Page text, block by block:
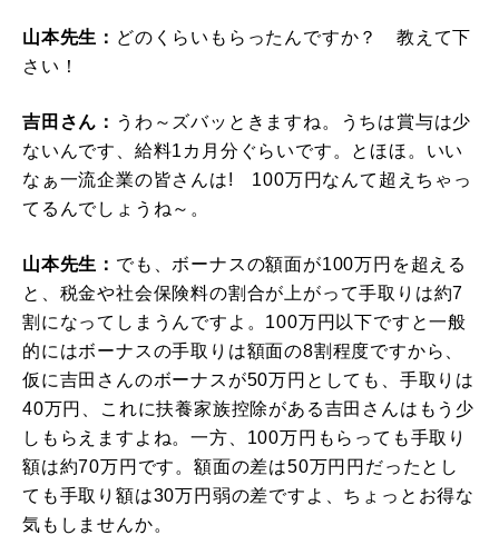
山本先生： どのくらいもらったんですか？ 教えて下
さい！
吉田さん： うわ～ズバッときますね。うちは賞与は少
ないんです、給料1カ月分ぐらいです。とほほ。いい
なぁ一流企業の皆さんは! 100万円なんて超えちゃっ
てるんでしょうね～。
山本先生： でも、ボーナスの額面が100万円を超える
と、税金や社会保険料の割合が上がって手取りは約7
割になってしまうんですよ。100万円以下ですと一般
的にはボーナスの手取りは額面の8割程度ですから、
仮に吉田さんのボーナスが50万円としても、手取りは
40万円、これに扶養家族控除がある吉田さんはもう少
しもらえますよね。一方、100万円もらっても手取り
額は約70万円です。額面の差は50万円円だったとし
ても手取り額は30万円弱の差ですよ、ちょっとお得な
気もしませんか。